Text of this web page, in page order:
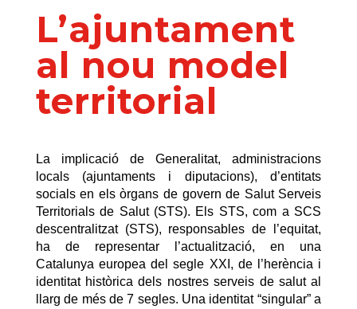
L’ajuntament
al nou model
territorial
La implicació de Generalitat, administracions
locals (ajuntaments i diputacions), d’entitats
socials en els òrgans de govern de Salut Serveis
Territorials de Salut (STS). Els STS, com a SCS
descentralitzat (STS), responsables de l’equitat,
ha de representar l’actualització, en una
Catalunya europea del segle XXI, de l’herència i
identitat històrica dels nostres serveis de salut al
llarg de més de 7 segles. Una identitat “singular” a